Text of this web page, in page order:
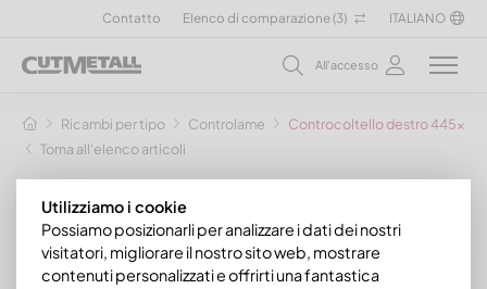
Contatto Elenco di comparazione (3) ITALIANO
All'accesso
Ricambi per tipo Controlame
Controcoltello destro
Torna all'elenco articoli
Utilizziamo i cookie
Possiamo posizionarli per analizzare i dati dei nostri
visitatori, migliorare il nostro sito web, mostrare
contenuti personalizzati e offrirti una fantastica